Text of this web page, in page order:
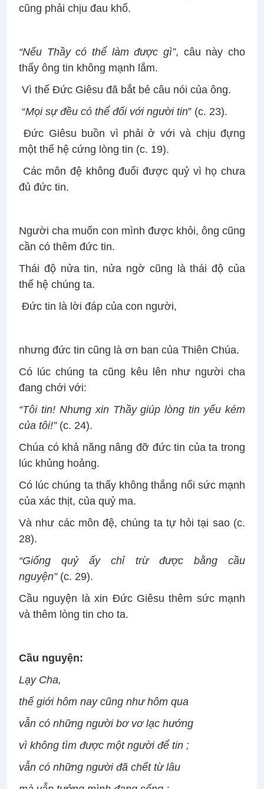
cũng phải chịu đau khổ.
“Nếu Thầy có thể làm được gì”, câu này cho
thấy ông tin không mạnh lắm.
Vì thế Đức Giêsu đã bắt bẻ câu nói của ông.
“Mọi sự đều có thể đối với người tin” (c. 23).
Đức Giêsu buồn vì phải ở với và chịu đựng
một thế hệ cứng lòng tin (c. 19).
Các môn đệ không đuổi được quỷ vì họ chưa
đủ đức tin.
Người cha muốn con mình được khỏi, ông cũng
cần có thêm đức tin.
Thái độ nửa tin, nửa ngờ cũng là thái độ của
thế hệ chúng ta.
Đức tin là lời đáp của con người,
nhưng đức tin cũng là ơn ban của Thiên Chúa.
Có lúc chúng ta cũng kêu lên như người cha
đang chới với:
“Tôi tin! Nhưng xin Thầy giúp lòng tin yếu kém
của tôi!” (c. 24).
Chúa có khả năng nâng đỡ đức tin của ta trong
lúc khủng hoảng.
Có lúc chúng ta thấy không thắng nổi sức mạnh
của xác thịt, của quỷ ma.
Và như các môn đệ, chúng ta tự hỏi tại sao (c.
28).
“Giống quỷ ấy chỉ trừ được bằng cầu
nguyện” (c. 29).
Cầu nguyện là xin Đức Giêsu thêm sức mạnh
và thêm lòng tin cho ta.
Cầu nguyện:
Lạy Cha,
thế giới hôm nay cũng như hôm qua
vẫn có những người bơ vơ lạc hướng
vì không tìm được một người để tin ;
vẫn có những người đã chết từ lâu